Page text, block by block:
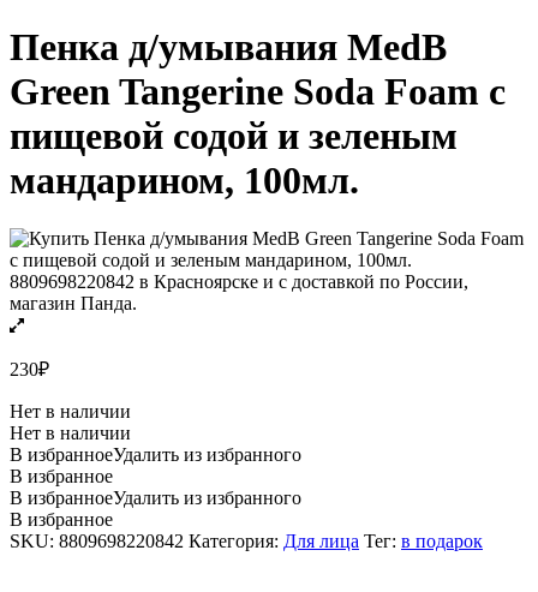
Пенка д/умывания MedB
Green Tangerine Soda Foam с
пищевой содой и зеленым
мандарином, 100мл.
230₽
Нет в наличии
Нет в наличии
В избранноеУдалить из избранного
В избранное
В избранноеУдалить из избранного
В избранное
SKU: 8809698220842 Категория: Для лица Тег: в подарок